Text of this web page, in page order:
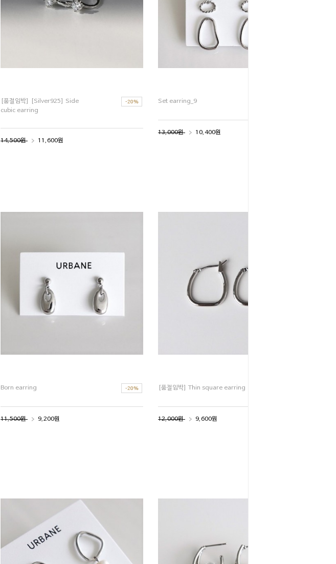
[품절임박] [Silver925] Side
cubic earring
14,500원 11,600원
Set earring_9
13,000원 10,400원
Born earring
11,500원 9,200원
[품절임박] Thin square earring
12,000원 9,600원